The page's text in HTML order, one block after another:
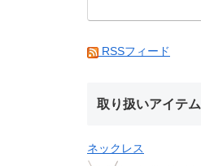
RSSフィード
取り扱いアイテム
ネックレス